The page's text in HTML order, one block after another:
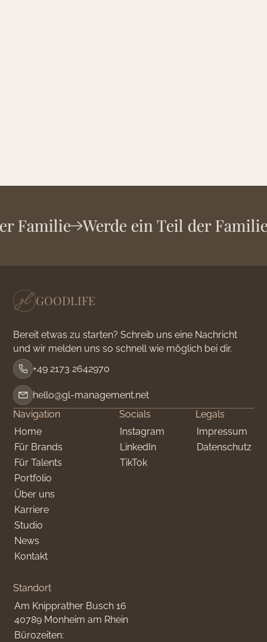
Familie Werde ein Teil der
GOODLIFE
Bereit etwas zu starten? Schreib uns eine Nachricht
und wir melden uns so schnell wie möglich bei dir.
+49 2173 2642970
hello@gl-management.net
Navigation
Home
Für Brands
Für Talents
Portfolio
Über uns
Karriere
Studio
News
Kontakt
Socials
Instagram
LinkedIn
TikTok
Legals
Impressum
Datenschutz
Standort
Am Knipprather Busch 16
40789 Monheim am Rhein
Bürozeiten: